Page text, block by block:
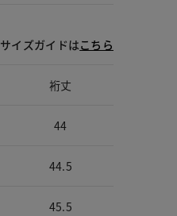
サイズガイドはこちら
裄丈
44
44.5
45.5